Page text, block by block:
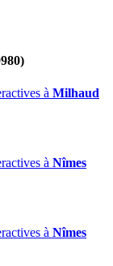
à Milhaud
à Nîmes
à Nîmes